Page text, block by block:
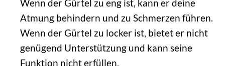
Wenn der Gürtel zu eng ist, kann er deine
Atmung behindern und zu Schmerzen führen.
Wenn der Gürtel zu locker ist, bietet er nicht
genügend Unterstützung und kann seine
Funktion nicht erfüllen.